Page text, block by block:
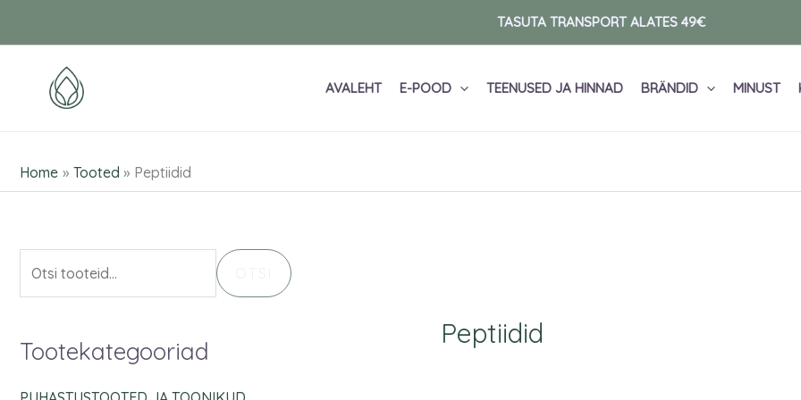
TASUTA TRANSPORT ALATES 49€
AVALEHT E-POOD TEENUSED JA HINNAD BRÄNDID MINUST
Home Tooted Peptiidid
t
Tootekategooriad
Peptiidid